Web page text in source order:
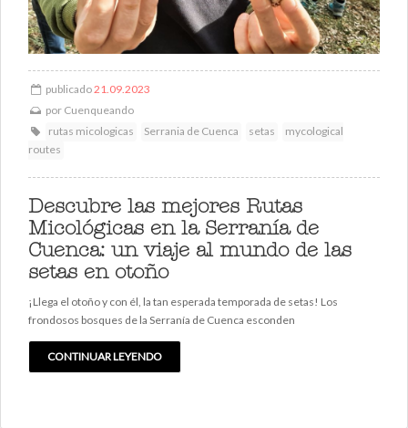
publicado21.09.2023
por Cuenqueando
rutas micologicas
Serrania de Cuenca setas
mycological
routes
Descubre las mejores Rutas
Micológicas en la Serranía de
Cuenca: un viaje al mundo de las
setas en otoño
¡Llega el otoño y con él, la tan esperada temporada de setas! Los
frondosos bosques de la Serranía de Cuenca esconden
CONTINUAR LEYENDO